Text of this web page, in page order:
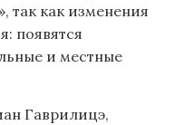
так как изменения
появятся
и местные
Гаврилицэ,